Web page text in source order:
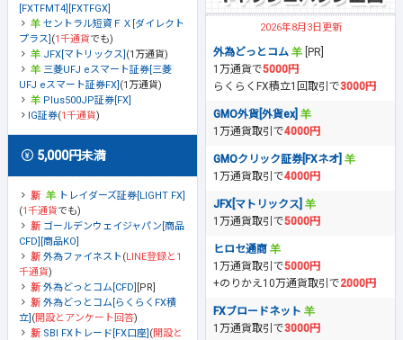
[FXTFMT4][FXTFGX]
セントラル短資ＦＸ[ダイレクト
プラス] (1千通貨でも)
JFX[マトリックス] (1万通貨)
三菱UFJ eスマート証券[三菱
UFJ eスマート証券FX] (1万通貨)
Plus500JP証券[FX]
IG証券(1千通貨)
5,000円未満
トレイダーズ証券[LIGHT FX]
(1千通貨でも)
ゴールデンウェイジャパン[商品
CFD][商品KO]
外為ファイネスト(LINE登録と1
千通貨)
外為どっとコム[CFD] [PR]
外為どっとコム[らくらくFX積
立] (開設とアンケート回答)
SBI FXトレード[FX口座] (開設と
2026年8月3日更新
外為どっとコム
[PR]
1万通貨で5000円
らくらくFX積立1回取引で3000円
GMO外貨[外貨ex]
1万通貨取引で4000円
GMOクリック証券[FXネオ]
1万通貨取引で4000円
JFX[マトリックス]
1万通貨取引で5000円
ヒロセ通商
1万通貨取引で5000円
+のりかえ10万通貨取引で2000円
FXブロードネット
1万通貨取引で3000円